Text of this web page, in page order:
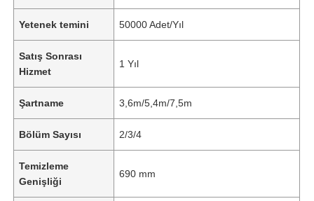
Yetenek temini 50000 Adet/Yıl
Satış Sonrası
Hizmet
1 Yıl
Şartname 3,6m/5,4m/7,5m
Bölüm Sayısı 2/3/4
Temizleme
Genişliği
690 mm